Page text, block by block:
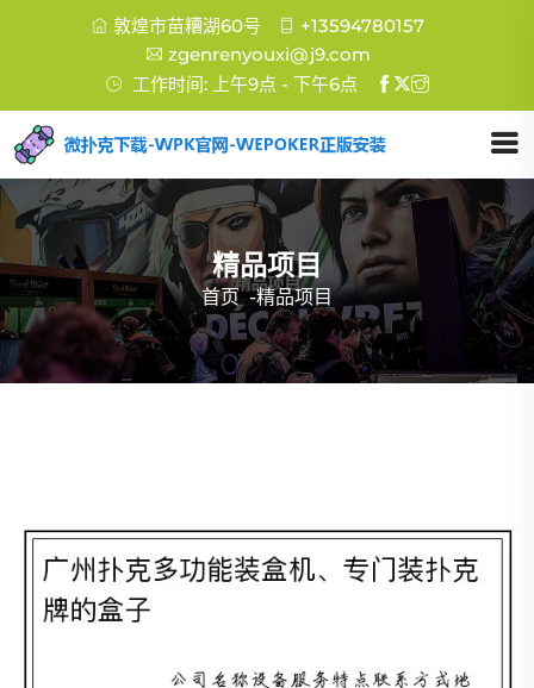
敦煌市苗糟湖60号
+13594780157
zgenrenyouxi@j9.com
工作时间: 上午9点 - 下午6点
精品项目
首页 -精品项目
广州扑克多功能装盒机、专门装扑克牌的盒